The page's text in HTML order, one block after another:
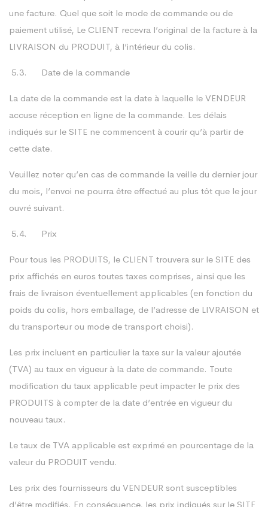
une facture. Quel que soit le mode de commande ou de
paiement utilisé, Le CLIENT recevra l’original de la facture à la
LIVRAISON du PRODUIT, à l’intérieur du colis.
5.3. Date de la commande
La date de la commande est la date à laquelle le VENDEUR
accuse réception en ligne de la commande. Les délais
indiqués sur le SITE ne commencent à courir qu’à partir de
cette date.
Veuillez noter qu’en cas de commande la veille du dernier jour
du mois, l’envoi ne pourra être effectué au plus tôt que le jour
ouvré suivant.
5.4. Prix
Pour tous les PRODUITS, le CLIENT trouvera sur le SITE des
prix affichés en euros toutes taxes comprises, ainsi que les
frais de livraison éventuellement applicables (en fonction du
poids du colis, hors emballage, de l’adresse de LIVRAISON et
du transporteur ou mode de transport choisi).
Les prix incluent en particulier la taxe sur la valeur ajoutée
(TVA) au taux en vigueur à la date de commande. Toute
modification du taux applicable peut impacter le prix des
PRODUITS à compter de la date d’entrée en vigueur du
nouveau taux.
Le taux de TVA applicable est exprimé en pourcentage de la
valeur du PRODUIT vendu.
Les prix des fournisseurs du VENDEUR sont susceptibles
d’être modifiés. En conséquence, les prix indiqués sur le SITE